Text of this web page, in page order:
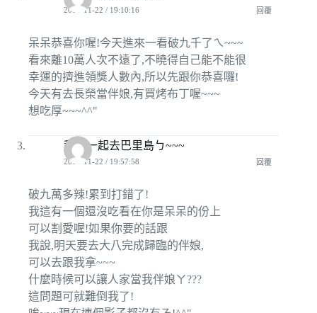
2008-11-22 / 19:10:16 回覆
呆呆恭喜你喔!今天進來一看破九千了ㄟ~~~
看來離10萬人次不遠了,不曉得自己能不能很
幸運的擠進領獎人數內,所以先跟你恭喜囉!
今天有去長榮當伴娘,有買烤布丁喔~~~
想吃厚~~~^^"
我們一起去巴里島ㄅ~~~
2008-11-22 / 19:57:58 回覆
破九萬多辣!累到打錯了!
我這有一個還沒吃看在你是呆呆的份上
可以割愛喔!如果你要的話跟
我說,明天要去大八完成歸臨的伴娘,
可以去跟我拿~~~
什麼時候可以讓人家當我伴娘ㄚ???
這問題可就難倒我了!